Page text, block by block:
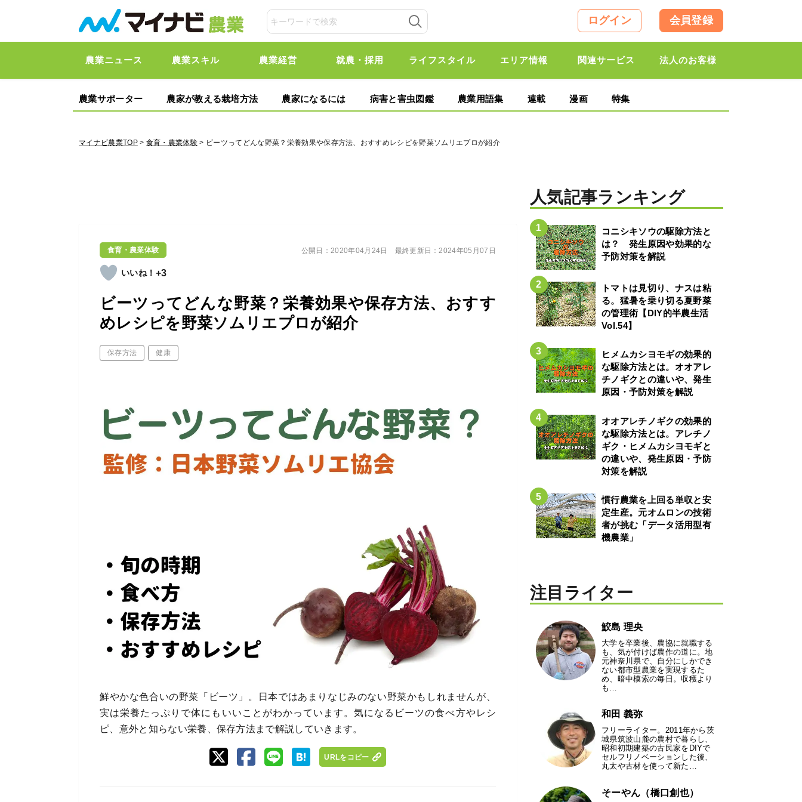
ログイン 会員登録
農業ニュース 農業スキル 農業経営 就農・採用 ライフスタイル エリア情報 関連サービス 法人のお客様
農業サポーター 農家が教える栽培方法 農家になるには 病害と害虫図鑑 農業用語集 連載 漫画 特集
マイナビ農業TOP> 食育・農業体験 > ビーツってどんな野菜？栄養効果や保存方法、おすすめレシピを野菜ソムリエプロが紹介
食育・農業体験
+3
ビーツってどんな野菜？栄養効果や保存方法、おすす
めレシピを野菜ソムリエプロが紹介
保存方法 健康
公開日：2020年04月24日 最終更新日：2024年05月07日
鮮やかな色合いの野菜「ビーツ」。日本ではあまりなじみのない野菜かもしれませんが、
実は栄養たっぷりで体にもいいことがわかっています。気になるビーツの食べ方やレシ
ピ、意外と知らない栄養、保存方法まで解説していきます。
URLをコピー
人気記事ランキング
コニシキソウの駆除方法と
は？ 発生原因や効果的な
予防対策を解説
トマトは見切り、ナスは粘
る。猛暑を乗り切る夏野菜
の管理術【DIY的半農生活
Vol.54】
ヒメムカシヨモギの効果的
な駆除方法とは。オオアレ
チノギクとの違いや、発生
原因・予防対策を解説
オオアレチノギクの効果的
な駆除方法とは。アレチノ
ギク・ヒメムカシヨモギと
の違いや、発生原因・予防
対策を解説
慣行農業を上回る単収と安
定生産。元オムロンの技術
者が挑む「データ活用型有
機農業」
注目ライター
鮫島 理央
大学を卒業後、農協に就職する
も、気が付けば農作の道に。地
元神奈川県で、自分にしかでき
ない都市型農業を実現するた
め、暗中模索の毎日。収穫より
も…
和田 義弥
フリーライター。2011年から茨
城県筑波山麓の農村で暮らし、
昭和初期建築の古民家をDIYで
セルフリノベーションした後、
丸太や古材を使って新た…
そーやん（橋口創也）